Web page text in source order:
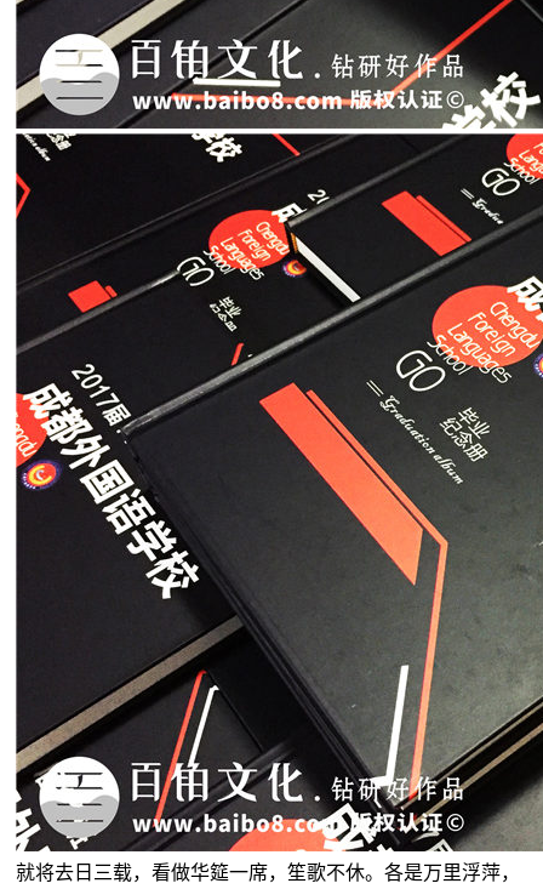
就将去日三载，看做华筵一席，笙歌不休。各是万里浮萍，